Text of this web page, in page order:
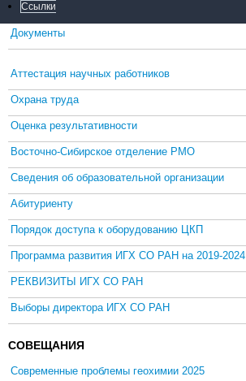
Ссылки
Документы
Аттестация научных работников
Охрана труда
Оценка результативности
Восточно-Сибирское отделение РМО
Сведения об образовательной организации
Абитуриенту
Порядок доступа к оборудованию ЦКП
Программа развития ИГХ СО РАН на 2019-2024
РЕКВИЗИТЫ ИГХ СО РАН
Выборы директора ИГХ СО РАН
СОВЕЩАНИЯ
Современные проблемы геохимии 2025